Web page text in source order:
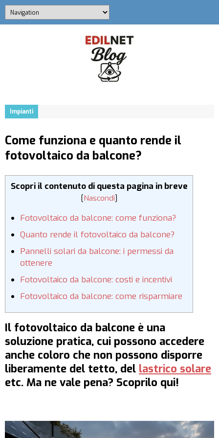
Impianti
Come funziona e quanto rende il
fotovoltaico da balcone?
Scopri il contenuto di questa pagina in breve
[Nascondi]
Fotovoltaico da balcone: come funziona?
Quanto rende il fotovoltaico da balcone?
Pannelli solari da balcone: i permessi da
ottenere
Fotovoltaico da balcone: costi e incentivi
Fotovoltaico da balcone: come risparmiare
Il fotovoltaico da balcone è una
soluzione pratica, cui possono accedere
anche coloro che non possono disporre
liberamente del tetto, del lastrico solare
etc. Ma ne vale pena? Scoprilo qui!